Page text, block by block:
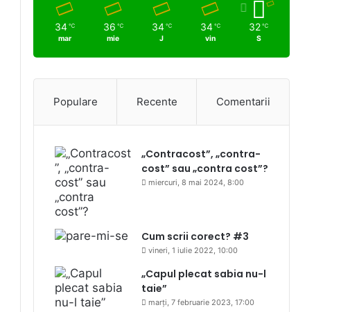
34 ℃
mar
36 ℃
mie
34 ℃
J
34 ℃
vin
32 ℃
S
Populare Recente Comentarii
„Contracost”, „contra-
cost” sau „contra cost”?
miercuri, 8 mai 2024, 8:00
Cum scrii corect? #3
vineri, 1 iulie 2022, 10:00
„Capul plecat sabia nu-l
taie”
marți, 7 februarie 2023, 17:00